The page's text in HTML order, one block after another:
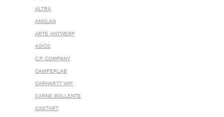
ALTRA
ANGLAN
ARTE ANTWERP
ASICS
C.P. COMPANY
CAMPERLAB
CARHARTT WIP
CARNE BOLLENTE
CASTART